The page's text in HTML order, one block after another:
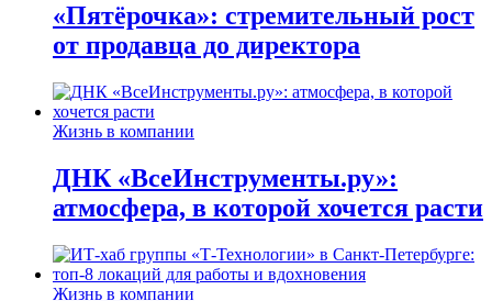
«Пятёрочка»: стремительный рост
от продавца до директора
Жизнь в компании
ДНК «ВсеИнструменты.ру»:
атмосфера, в которой хочется расти
Жизнь в компании